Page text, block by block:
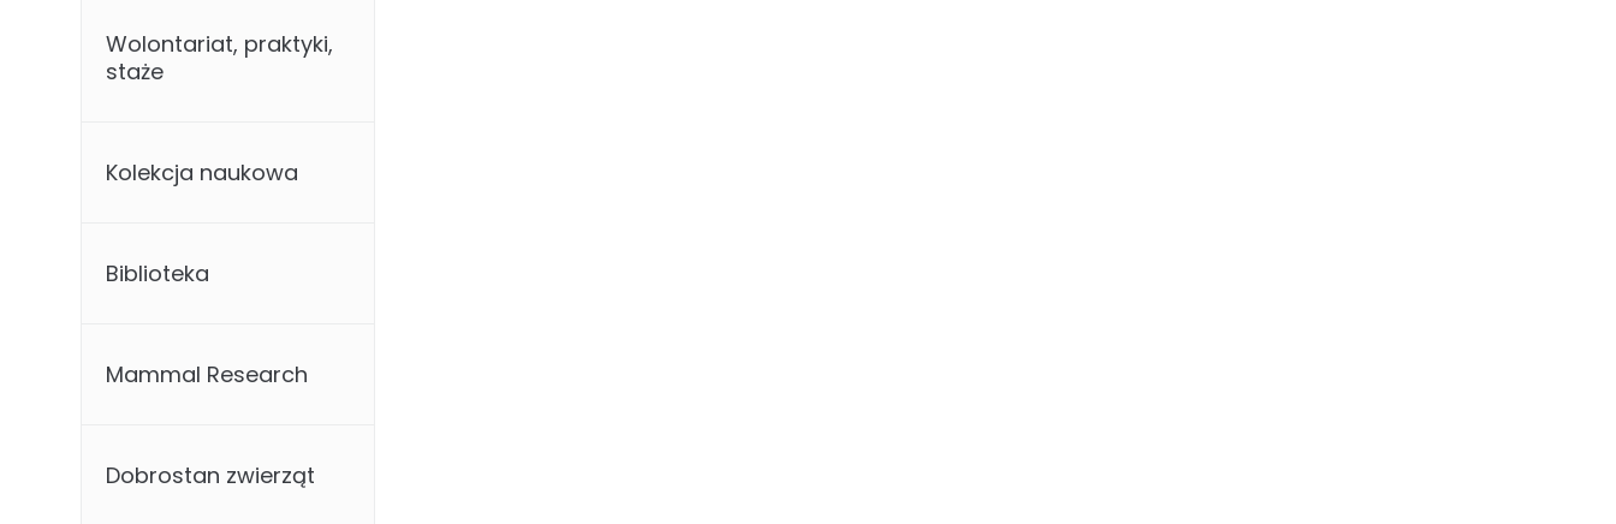
Wolontariat, praktyki,
staże
Kolekcja naukowa
Biblioteka
Mammal Research
Dobrostan zwierząt